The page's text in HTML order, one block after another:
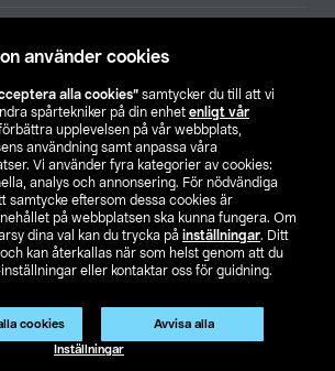
använder cookies
alla cookies” samtycker du till att vi
spårtekniker på din enhet enligt vår
upplevelsen på vår webbplats,
användning samt anpassa våra
Vi använder fyra kategorier av cookies:
analys och annonsering. För nödvändiga
samtycke eftersom dessa cookies är
på webbplatsen ska kunna fungera. Om
dina val kan du trycka på inställningar. Ditt
kan återkallas när som helst genom att du
eller kontaktar oss för guidning.
cookies Avvisa alla
Inställningar
Produkten har utgått
Artikelnr: 50-2867
Hitta butik
SE NO FI
till priser exklusive moms